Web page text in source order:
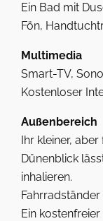
Ein Bad mit
Fön,
Multimedia
Smart-TV,
Kostenloser
Außenbereich
Ihr kleiner,
Dünenblick
inhalieren.
Ein